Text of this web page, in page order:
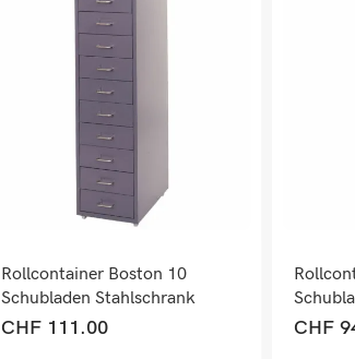
Rollcontainer Boston 10
Schubladen Stahlschrank
110x28x41cm dunkelgrau
CHF111.00 CHF